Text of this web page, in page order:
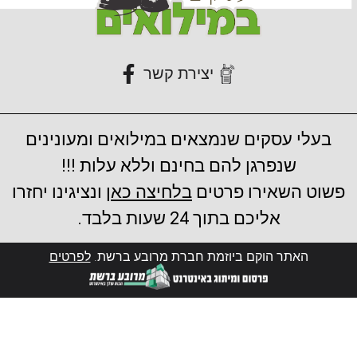
יצירת קשר
בעלי עסקים שנמצאים במילואים ומעונינים
שנפרגן להם בחינם וללא עלות !!!
פשוט השאירו פרטים בלחיצה כאן ונציגינו יחזרו
אליכם בתוך 24 שעות בלבד.
האתר הוקם ביוזמת חברת מרובע ברשת.לפרטים